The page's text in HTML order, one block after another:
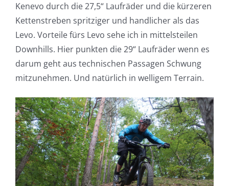
Kenevo durch die 27,5“ Laufräder und die kürzeren
Kettenstreben spritziger und handlicher als das
Levo. Vorteile fürs Levo sehe ich in mittelsteilen
Downhills. Hier punkten die 29“ Laufräder wenn es
darum geht aus technischen Passagen Schwung
mitzunehmen. Und natürlich in welligem Terrain.